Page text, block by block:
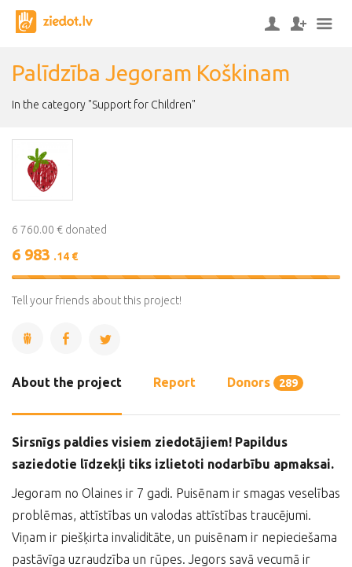
Palīdzība Jegoram Koškinam
In the category "Support for Children"
6 760.00 € donated
6 983 .14 €
103%
Complete
Tell your friends about this project!
About the project Report Donors 289
Sirsnīgs paldies visiem ziedotājiem! Papildus
saziedotie līdzekļi tiks izlietoti nodarbību apmaksai.
Jegoram no Olaines ir 7 gadi. Puisēnam ir smagas veselības
problēmas, attīstības un valodas attīstības traucējumi.
Viņam ir piešķirta invaliditāte, un puisēnam ir nepieciešama
pastāvīga uzraudzība un rūpes. Jegors savā vecumā ir